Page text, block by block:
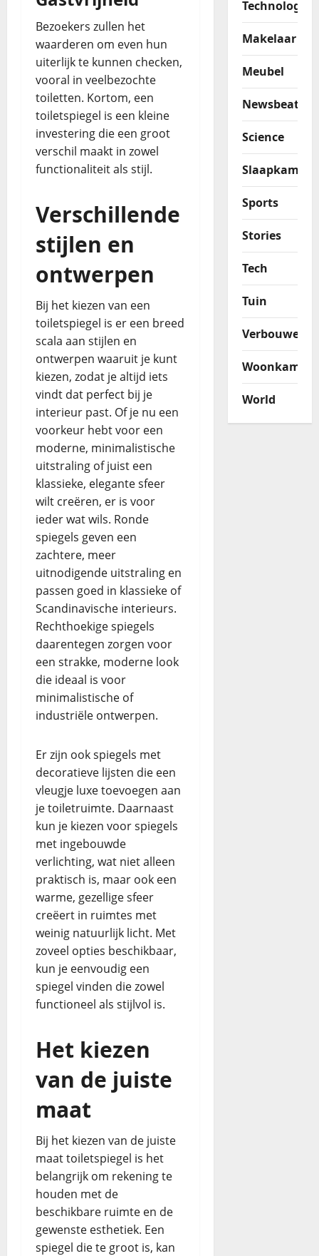
Bezoekers zullen het
waarderen om even hun
uiterlijk te kunnen checken,
vooral in veelbezochte
toiletten. Kortom, een
toiletspiegel is een kleine
investering die een groot
verschil maakt in zowel
functionaliteit als stijl.
Verschillende
stijlen en
ontwerpen
Bij het kiezen van een
toiletspiegel is er een breed
scala aan stijlen en
ontwerpen waaruit je kunt
kiezen, zodat je altijd iets
vindt dat perfect bij je
interieur past. Of je nu een
voorkeur hebt voor een
moderne, minimalistische
uitstraling of juist een
klassieke, elegante sfeer
wilt creëren, er is voor
ieder wat wils. Ronde
spiegels geven een
zachtere, meer
uitnodigende uitstraling en
passen goed in klassieke of
Scandinavische interieurs.
Rechthoekige spiegels
daarentegen zorgen voor
een strakke, moderne look
die ideaal is voor
minimalistische of
industriële ontwerpen.
Er zijn ook spiegels met
decoratieve lijsten die een
vleugje luxe toevoegen aan
je toiletruimte. Daarnaast
kun je kiezen voor spiegels
met ingebouwde
verlichting, wat niet alleen
praktisch is, maar ook een
warme, gezellige sfeer
creëert in ruimtes met
weinig natuurlijk licht. Met
zoveel opties beschikbaar,
kun je eenvoudig een
spiegel vinden die zowel
functioneel als stijlvol is.
Het kiezen
van de juiste
maat
Bij het kiezen van de juiste
maat toiletspiegel is het
belangrijk om rekening te
houden met de
beschikbare ruimte en de
gewenste esthetiek. Een
spiegel die te groot is, kan
Technologie
Makelaar
Meubel
Newsbeat
Science
Slaapkamer
Sports
Stories
Tech
Tuin
Verbouwen
Woonkamer
World